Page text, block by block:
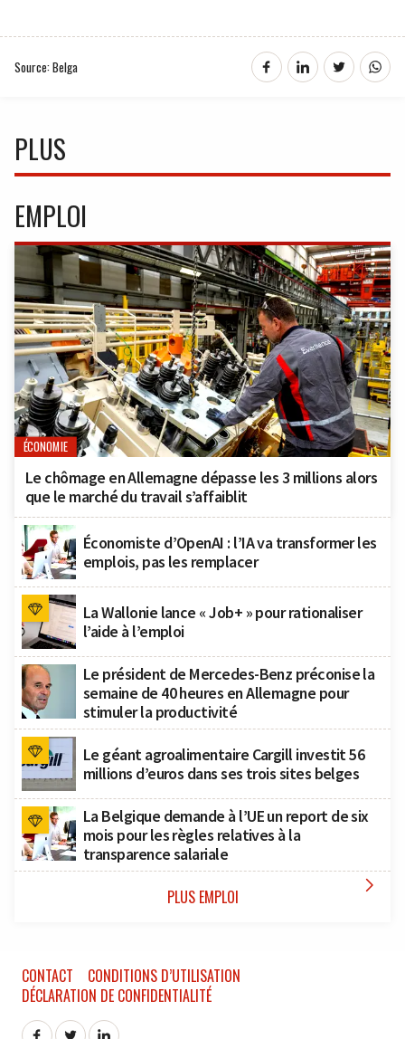
Source: Belga
PLUS
EMPLOI
ÉCONOMIE
Le chômage en Allemagne dépasse les 3 millions alors
que le marché du travail s’affaiblit
Économiste d’OpenAI : l’IA va transformer les
emplois, pas les remplacer
La Wallonie lance « Job+ » pour rationaliser
l’aide à l’emploi
Le président de Mercedes-Benz préconise la
semaine de 40 heures en Allemagne pour
stimuler la productivité
Le géant agroalimentaire Cargill investit 56
millions d’euros dans ses trois sites belges
La Belgique demande à l’UE un report de six
mois pour les règles relatives à la
transparence salariale
PLUS EMPLOI 
CONTACT
CONDITIONS D’UTILISATION
DÉCLARATION DE CONFIDENTIALITÉ